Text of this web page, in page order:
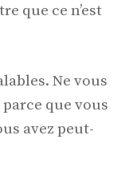
que ce n’est
Ne vous
que vous
avez peut-